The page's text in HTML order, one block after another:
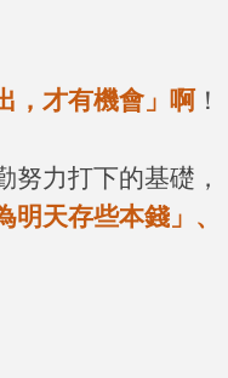
，才有機會」啊！
力打下的基礎，
明天存些本錢」、